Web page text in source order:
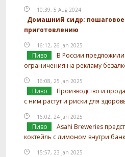
10:39, 5 Aug 2024
Домашний сидр: пошаговое
приготовлению
16:12, 26 Jan 2025
Пиво
В России предложили
ограничения на рекламу
16:08, 25 Jan 2025
Пиво
Производство и
с ним растут и риски для
16:02, 24 Jan 2025
Пиво
Asahi Breweries
коктейль с лимоном внутри
15:57, 23 Jan 2025